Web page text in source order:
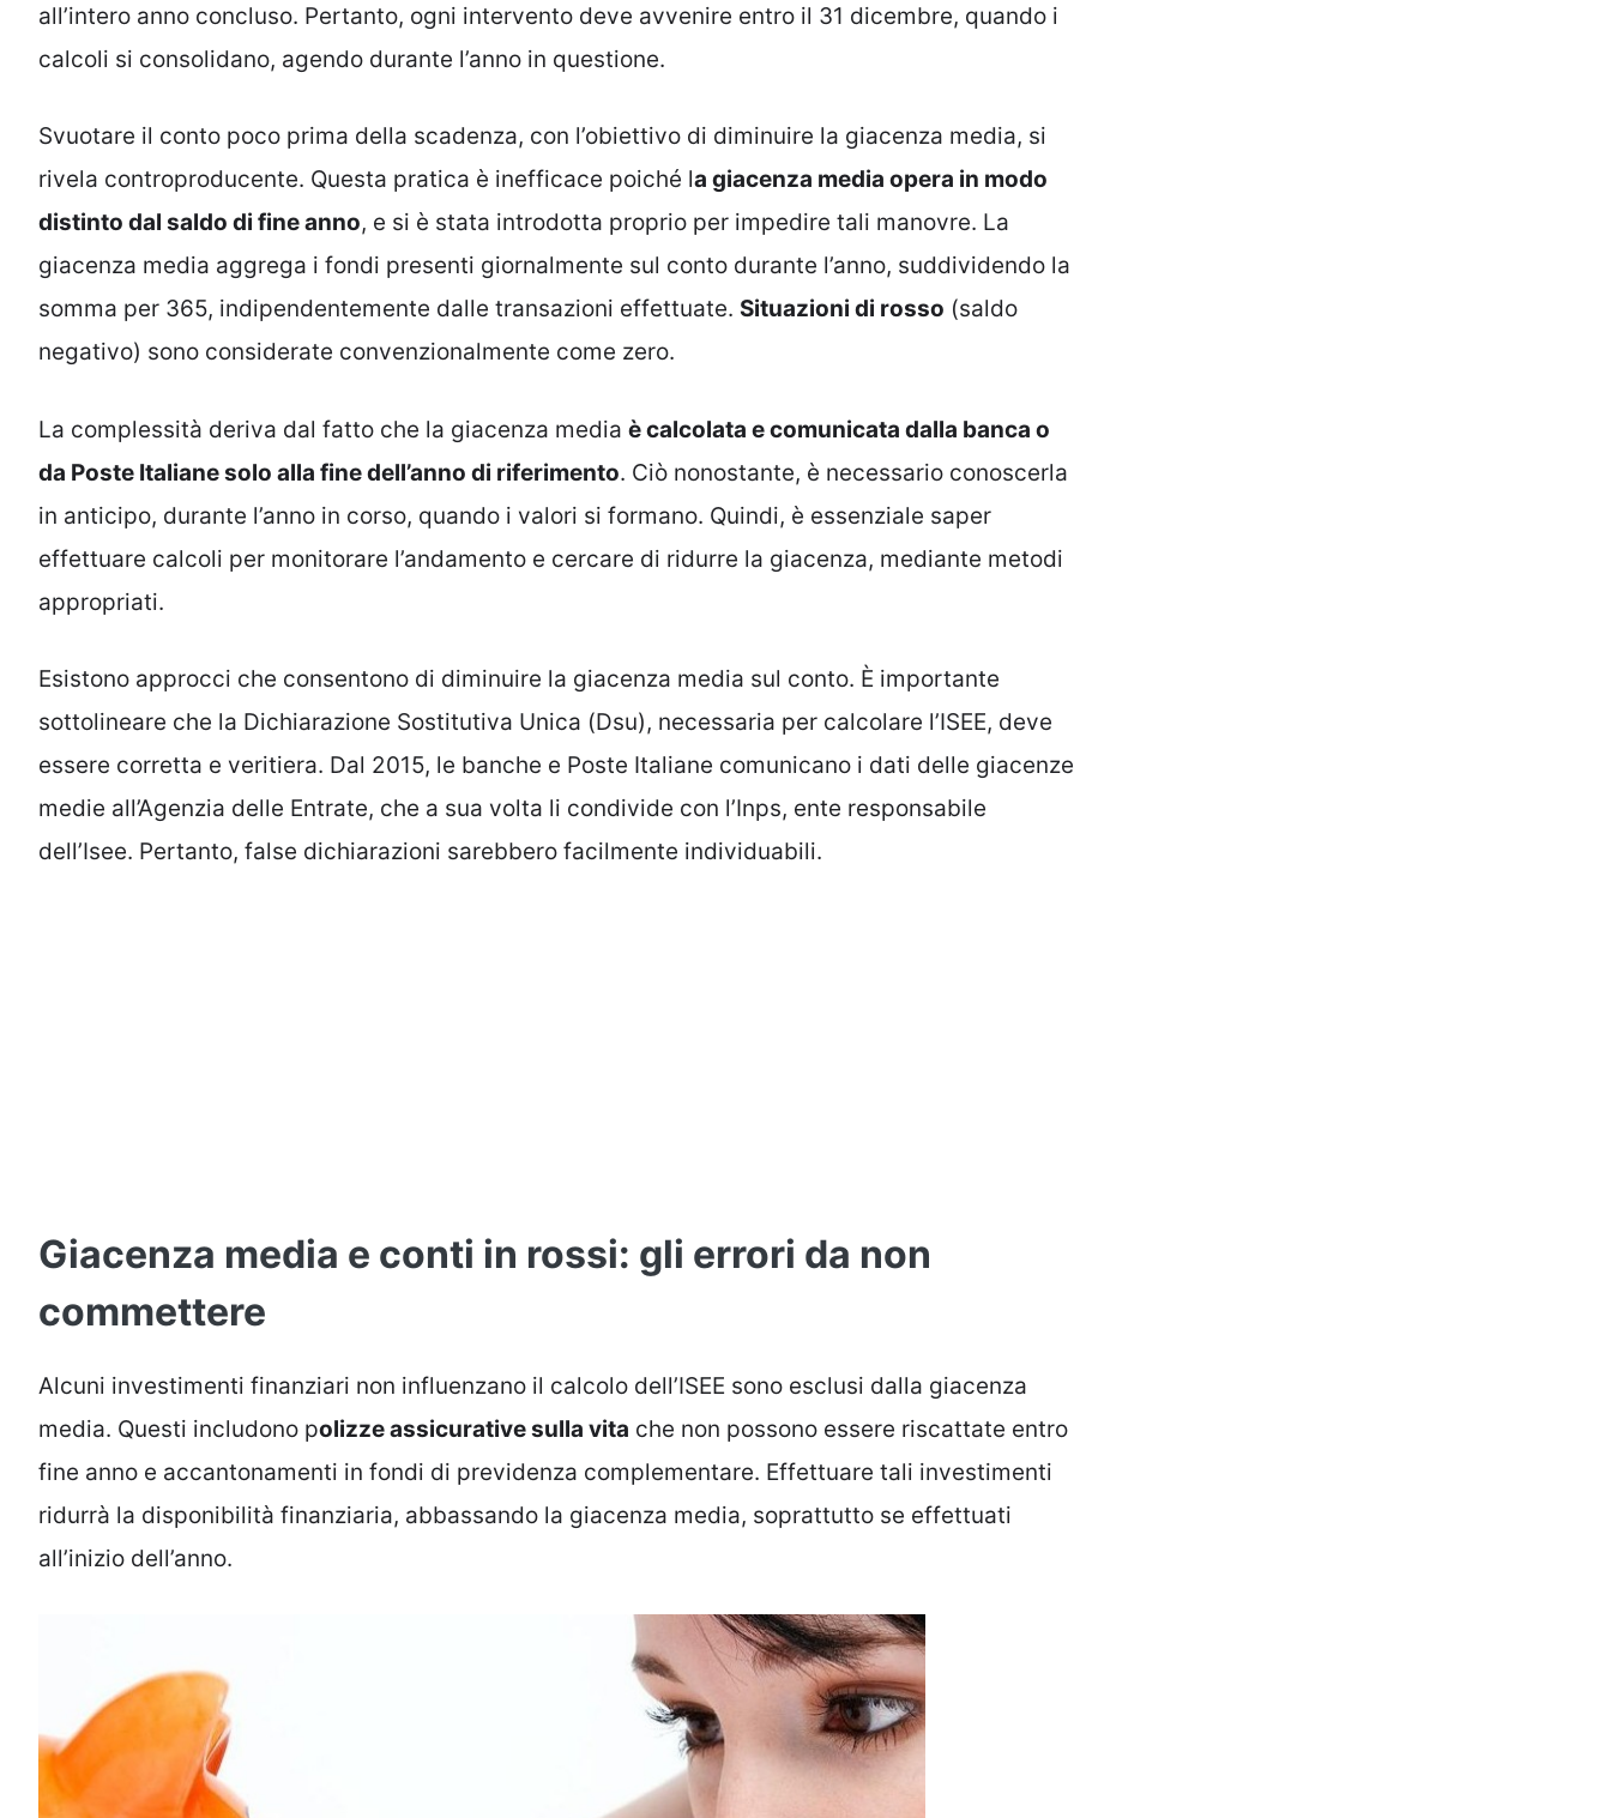
all’intero anno concluso. Pertanto, ogni intervento deve avvenire entro il 31 dicembre, quando i
calcoli si consolidano, agendo durante l’anno in questione.
Svuotare il conto poco prima della scadenza, con l’obiettivo di diminuire la giacenza media, si
rivela controproducente. Questa pratica è inefficace poiché la giacenza media opera in modo
distinto dal saldo di fine anno, e si è stata introdotta proprio per impedire tali manovre. La
giacenza media aggrega i fondi presenti giornalmente sul conto durante l’anno, suddividendo la
somma per 365, indipendentemente dalle transazioni effettuate. Situazioni di rosso (saldo
negativo) sono considerate convenzionalmente come zero.
La complessità deriva dal fatto che la giacenza media è calcolata e comunicata dalla banca o
da Poste Italiane solo alla fine dell’anno di riferimento. Ciò nonostante, è necessario conoscerla
in anticipo, durante l’anno in corso, quando i valori si formano. Quindi, è essenziale saper
effettuare calcoli per monitorare l’andamento e cercare di ridurre la giacenza, mediante metodi
appropriati.
Esistono approcci che consentono di diminuire la giacenza media sul conto. È importante
sottolineare che la Dichiarazione Sostitutiva Unica (Dsu), necessaria per calcolare l’ISEE, deve
essere corretta e veritiera. Dal 2015, le banche e Poste Italiane comunicano i dati delle giacenze
medie all’Agenzia delle Entrate, che a sua volta li condivide con l’Inps, ente responsabile
dell’Isee. Pertanto, false dichiarazioni sarebbero facilmente individuabili.
Giacenza media e conti in rossi: gli errori da non
commettere
Alcuni investimenti finanziari non influenzano il calcolo dell’ISEE sono esclusi dalla giacenza
media. Questi includono polizze assicurative sulla vita che non possono essere riscattate entro
fine anno e accantonamenti in fondi di previdenza complementare. Effettuare tali investimenti
ridurrà la disponibilità finanziaria, abbassando la giacenza media, soprattutto se effettuati
all’inizio dell’anno.